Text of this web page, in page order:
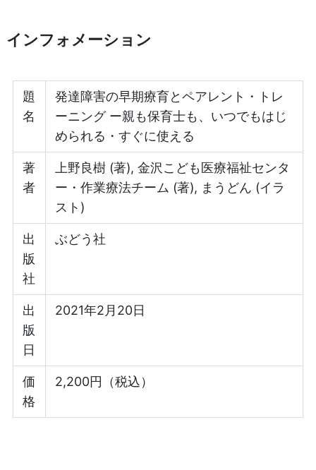
インフォメーション
題
名
発達障害の早期療育とペアレント・トレ
ーニング ー親も保育士も、いつでもはじ
められる・すぐに使える
著
者
上野良樹 (著), 金沢こども医療福祉センタ
ー・作業療法チーム (著), まうどん (イラ
スト)
出
版
社
ぶどう社
出
版
日
2021年2月20日
価
格
2,200円（税込）